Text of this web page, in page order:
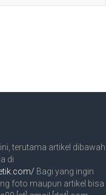
terutama artikel dibawah
di
Bagi yang ingin
foto maupun artikel bisa